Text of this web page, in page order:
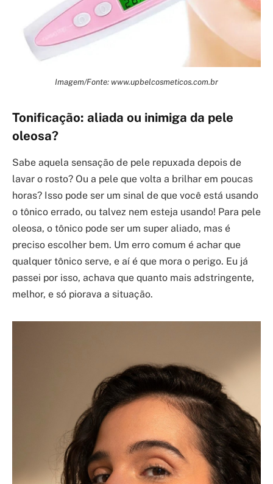
Imagem/Fonte: www.upbelcosmeticos.com.br
Tonificação: aliada ou inimiga da pele
oleosa?
Sabe aquela sensação de pele repuxada depois de
lavar o rosto? Ou a pele que volta a brilhar em poucas
horas? Isso pode ser um sinal de que você está usando
o tônico errado, ou talvez nem esteja usando! Para pele
oleosa, o tônico pode ser um super aliado, mas é
preciso escolher bem. Um erro comum é achar que
qualquer tônico serve, e aí é que mora o perigo. Eu já
passei por isso, achava que quanto mais adstringente,
melhor, e só piorava a situação.